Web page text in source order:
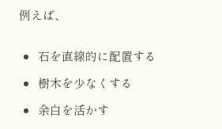
例えば、
石を直線的に配置する
樹木を少なくする
余白を活かす